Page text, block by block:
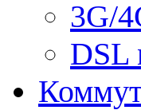
3G/
DSL